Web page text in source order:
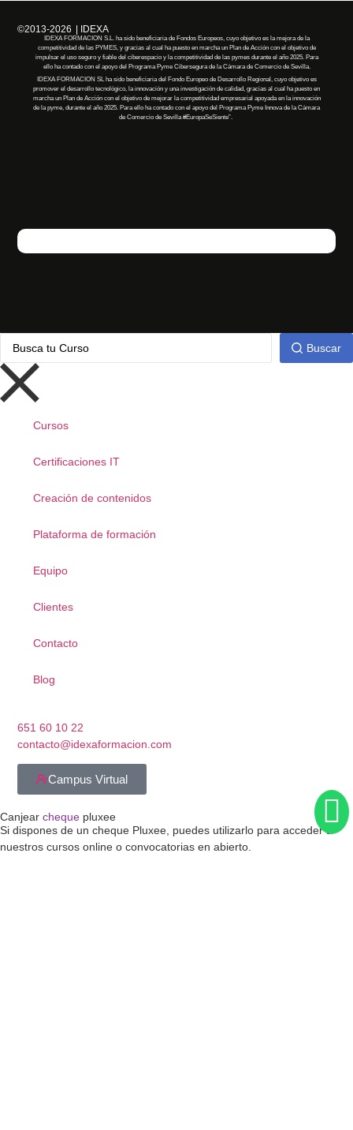
©2013-2026 | IDEXA
IDEXA FORMACION S.L. ha sido beneficiaria de Fondos Europeos, cuyo objetivo es la mejora de la
competitividad de las PYMES, y gracias al cual ha puesto en marcha un Plan de Acción con el objetivo de
impulsar el uso seguro y fiable del ciberespacio y la competitividad de las pymes durante el año 2025. Para
ello ha contado con el apoyo del Programa Pyme Cibersegura de la Cámara de Comercio de Sevilla.
IDEXA FORMACION SL ha sido beneficiariadel Fondo Europeo de Desarrollo Regional, cuyo objetivo es
promover el desarrollo tecnológico, la innovación y una investigación de calidad, gracias al cual hapuesto en
marcha un Plan de Acción con el objetivo de mejorar la competitividad empresarial apoyada en la innovación
de la pyme, durante el año 2025. Para ello hacontado con el apoyo del Programa Pyme Innova de la Cámara
de Comercio de Sevilla#EuropaSeSiente”.
Buscar
Cursos
Certificaciones IT
Creación de contenidos
Plataforma de formación
Equipo
Clientes
Contacto
Blog
651 60 10 22
contacto@idexaformacion.com
Campus Virtual
Canjear cheque pluxee
Si dispones de un cheque Pluxee, puedes utilizarlo para acceder a
nuestros cursos online o convocatorias en abierto.